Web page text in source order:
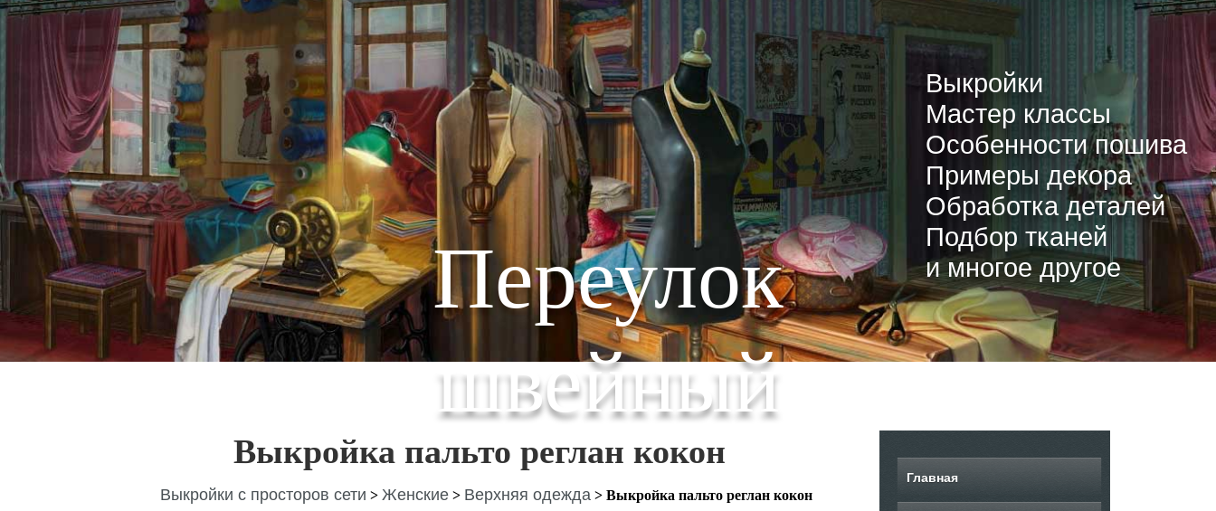
Переулок
швейный
Выкройки
Мастер классы
Особенности пошива
Примеры декора
Обработка деталей
Подбор тканей
и многое другое
Выкройка пальто реглан кокон
Выкройки с просторов сети > Женские > Верхняя одежда > Выкройка пальто реглан кокон
Главная